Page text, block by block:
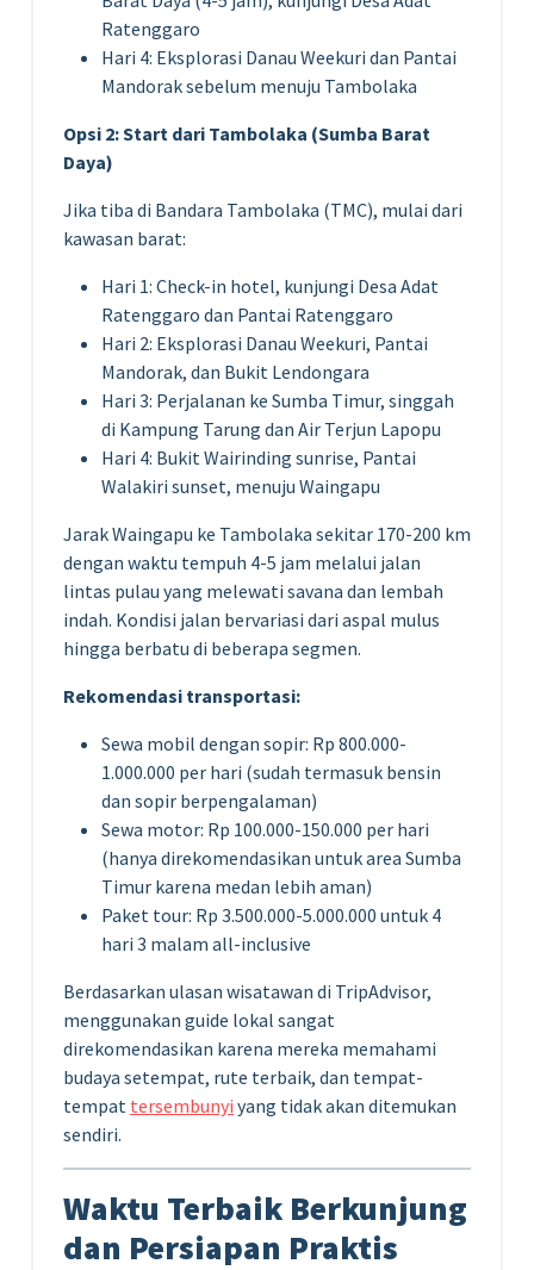
Ratenggaro
Hari 4: Eksplorasi Danau Weekuri dan Pantai
Mandorak sebelum menuju Tambolaka
Opsi 2: Start dari Tambolaka (Sumba Barat
Daya)
Jika tiba di Bandara Tambolaka (TMC), mulai dari
kawasan barat:
Hari 1: Check-in hotel, kunjungi Desa Adat
Ratenggaro dan Pantai Ratenggaro
Hari 2: Eksplorasi Danau Weekuri, Pantai
Mandorak, dan Bukit Lendongara
Hari 3: Perjalanan ke Sumba Timur, singgah
di Kampung Tarung dan Air Terjun Lapopu
Hari 4: Bukit Wairinding sunrise, Pantai
Walakiri sunset, menuju Waingapu
Jarak Waingapu ke Tambolaka sekitar 170-200 km
dengan waktu tempuh 4-5 jam melalui jalan
lintas pulau yang melewati savana dan lembah
indah. Kondisi jalan bervariasi dari aspal mulus
hingga berbatu di beberapa segmen.
Rekomendasi transportasi:
Sewa mobil dengan sopir: Rp 800.000-
1.000.000 per hari (sudah termasuk bensin
dan sopir berpengalaman)
Sewa motor: Rp 100.000-150.000 per hari
(hanya direkomendasikan untuk area Sumba
Timur karena medan lebih aman)
Paket tour: Rp 3.500.000-5.000.000 untuk 4
hari 3 malam all-inclusive
Berdasarkan ulasan wisatawan di TripAdvisor,
menggunakan guide lokal sangat
direkomendasikan karena mereka memahami
budaya setempat, rute terbaik, dan tempat-
tempat tersembunyi yang tidak akan ditemukan
sendiri.
Waktu Terbaik Berkunjung
dan Persiapan Praktis